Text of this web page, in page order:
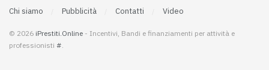
Chi siamo Pubblicità Contatti Video
© 2026 iPrestiti.Online - Incentivi, Bandi e finanziamenti per attività e
professionisti #